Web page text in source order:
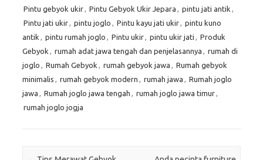
Pintu gebyok ukir, Pintu Gebyok Ukir Jepara , pintu jati antik ,
Pintu jati ukir, pintu joglo , Pintu kayu jati ukir, pintu kuno
antik , pintu rumah joglo , Pintu ukir, pintu ukir jati , Produk
Gebyok , rumah adat jawa tengah dan penjelasannya , rumah di
joglo , Rumah Gebyok , rumah gebyok jawa , Rumah gebyok
minimalis , rumah gebyok modern , rumah jawa , Rumah joglo
jawa , Rumah joglo jawa tengah , rumah joglo jawa timur,
rumah joglo jogja